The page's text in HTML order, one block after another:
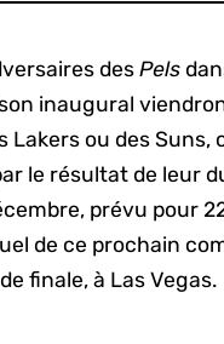
desPels
inaugural
Lakers ou des Suns,
le résultat de leur
prévu pour
de ce prochain
finale, à Las Vegas.